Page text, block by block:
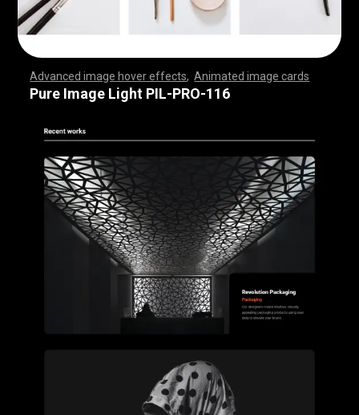
Advanced image hover effects ,Animated image cards
,,,,,,,,,,,,,,,,,,,,,,,,,,,,,,,,, ,,,,,,,,,,,,,,,,,,,,,,,,,
,,,,,,,,,,,,,,,,,,,,,,,,,,,,,,,,, ,,,,,,,,,,,,,,,,,,,,,,,,,
,,,,,,,,,,,,,,,,,,,,,,,,,,,,,,,,, ,,,,,,,,,,,,,,,,,,,,,,,
Pure Image Light PIL-PRO-116